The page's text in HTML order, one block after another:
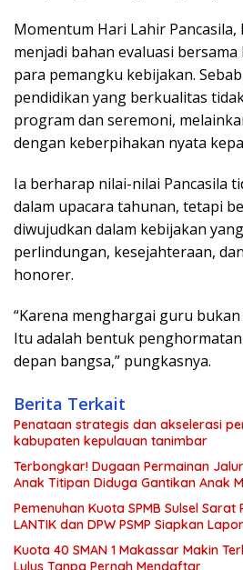
Momentum Hari Lahir
menjadi bahan evaluasi
para pemangku kebijakan.
pendidikan yang berkualitas
program dan seremoni,
dengan keberpihakan nyata
Ia berharap nilai-nilai Pancasila
dalam upacara tahunan, tetapi
diwujudkan dalam kebijakan
perlindungan, kesejahteraan,
honorer.
“Karena menghargai guru
Itu adalah bentuk
depan bangsa,” pungkasnya.
Berita Terkait
Penataan strategis dan akselerasi
kabupaten kepulauan tanimbar
Terbongkar! Dugaan Permainan
Anak Titipan Diduga Gantikan Anak
Pemenuhan Kuota SPMB Sulsel Sarat
LANTIK dan DPW PSMP Siapkan
Kuota 40 SMAN 1 Makassar Makin